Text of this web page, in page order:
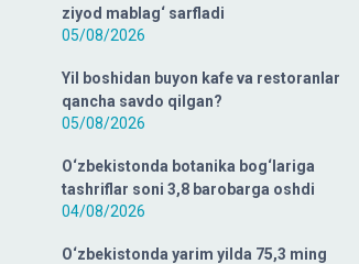
ziyod mablag‘ sarfladi
05/08/2026
Yil boshidan buyon kafe va restoranlar
qancha savdo qilgan?
05/08/2026
O‘zbekistonda botanika bog‘lariga
tashriflar soni 3,8 barobarga oshdi
04/08/2026
O‘zbekistonda yarim yilda 75,3 ming